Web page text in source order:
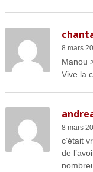
8 mars
Manou
Vive la
8 mars
c’était
de